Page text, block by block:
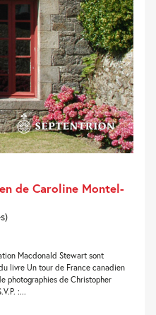
de Caroline Montel-
Macdonald Stewart sont
livre Un tour de France canadien
photographies de Christopher
:...